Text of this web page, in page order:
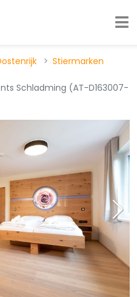
Stiermarken
Schladming (AT-D163007-